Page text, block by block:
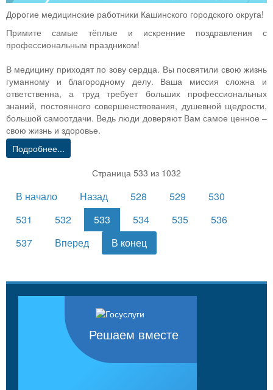
Дорогие медицинские работники Кашинского городского округа!
Примите самые тёплые и искренние поздравления с
профессиональным праздником!
В медицину приходят по зову сердца. Вы посвятили свою жизнь
гуманному и благородному делу. Ваша миссия сложна и
ответственна, а труд требует больших профессиональных
знаний, постоянного совершенствования, душевной щедрости,
большой самоотдачи. Ведь люди доверяют Вам самое ценное –
свою жизнь и здоровье.
Подробнее...
Страница 533 из 1032
В начало Назад 528 529
530
531
532 533 534 535
536
537
Вперед В конец
Решаем вместе